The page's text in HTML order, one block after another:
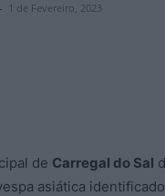
- 1 de Fevereiro, 2023
de Carregal do Sal
asiática